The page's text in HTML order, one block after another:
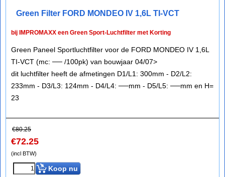
Green Filter FORD MONDEO IV 1,6L TI-VCT
bij IMPROMAXX een Green Sport-Luchtfilter met Korting
Green Paneel Sportluchtfilter voor de FORD MONDEO IV 1,6L
TI-VCT (mc: ── /100pk) van bouwjaar 04/07>
dit luchtfilter heeft de afmetingen D1/L1: 300mm - D2/L2:
233mm - D3/L3: 124mm - D4/L4: ──mm - D5/L5: ──mm en H=
23
€80.25
€72.25
(incl BTW)
Koop nu